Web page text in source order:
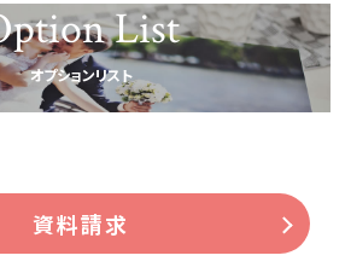
List
オプションリスト
資料請求